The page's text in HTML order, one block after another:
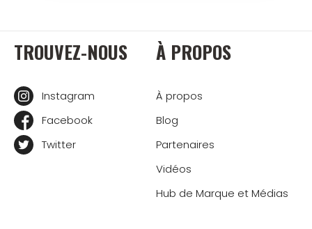
TROUVEZ-NOUS
Instagram
Facebook
Twitter
À PROPOS
À propos
Blog
Partenaires
Vidéos
Hub de Marque et Médias